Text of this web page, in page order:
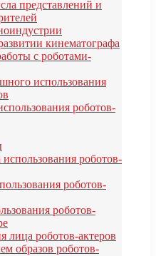
представлений и
кинематографа
с роботами-
использования
роботов-
роботов-
роботов-
роботов-
роботов-актеров
образов роботов-